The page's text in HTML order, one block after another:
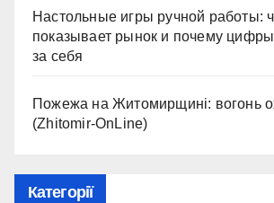
Настольные игры ручной работы:
показывает рынок и почему
за себя
Пожежа на Житомирщині: вогонь
(Zhitomir-OnLine)
Категорії